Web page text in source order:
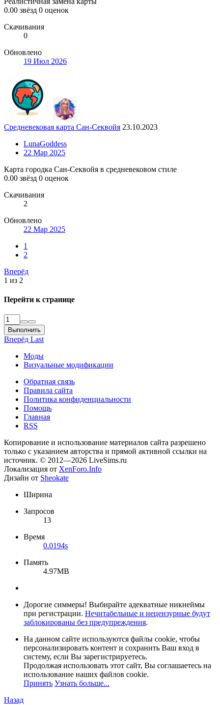
0.00 звёзд 0 оценок
Скачивания
0
Обновлено
19 Июл 2026
Средневековая карта Сан-Секвойя 23.10.2023
LunaGoddess
22 Мар 2025
Карта городка Сан-Секвойя в средневековом стиле
0.00 звёзд 0 оценок
Скачивания
2
Обновлено
22 Мар 2025
1
2
Вперёд
1 из 2
Перейти к странице
Выполнить
Вперёд Last
Моды
Визуальные модификации
Обратная связь
Правила сайта
Политика конфиденциальности
Помощь
Главная
RSS
Копирование и использование материалов сайта разрешено
только с указанием авторства и прямой активной ссылки на
источник. © 2012—2026 LiveSims.ru
Локализация от XenForo.Info
Дизайн от Sheokate
Ширина
Запросов
13
Время
0.0194s
Память
4.97MB
Дорогие симмеры! Выбирайте адекватные никнеймы
при регистрации. Нечитабельные и нецензурные будут
заблокированы без предупреждения.
На данном сайте используются файлы cookie, чтобы
персонализировать контент и сохранить Ваш вход в
систему, если Вы зарегистрируетесь.
Продолжая использовать этот сайт, Вы соглашаетесь на
использование наших файлов cookie.
Принять Узнать больше...
Назад